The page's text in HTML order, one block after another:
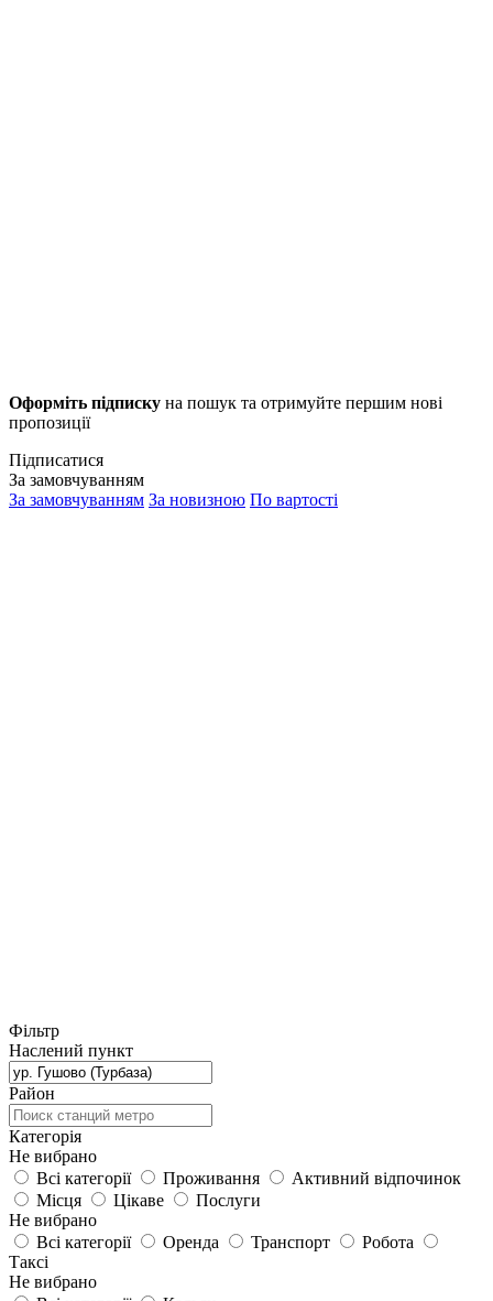
Оформіть підписку на пошук та отримуйте першим нові
пропозиції
Підписатися
За замовчуванням
За замовчуванням За новизною По вартості
Фільтр
Наслений пункт
Район
Категорія
Не вибрано
Всі категорії
Проживання
Активний відпочинок
Місця
Цікаве
Послуги
Не вибрано
Всі категорії
Оренда Транспорт
Робота
Таксі
Не вибрано